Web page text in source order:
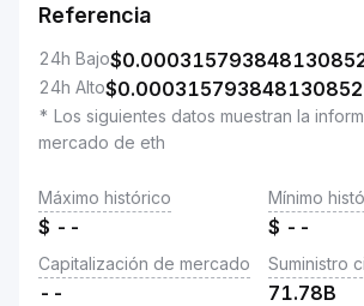
Referencia
24h Bajo$
24h Alto$0.000315793848130852
* Los siguientes datos muestran la
mercado de eth
Máximo histórico
$ --
Mínimo
$ --
Capitalización de mercado
--
Suministro
71.78B